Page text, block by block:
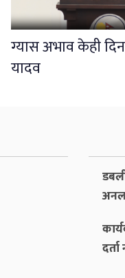
ग्यास अभाव केही
यादव